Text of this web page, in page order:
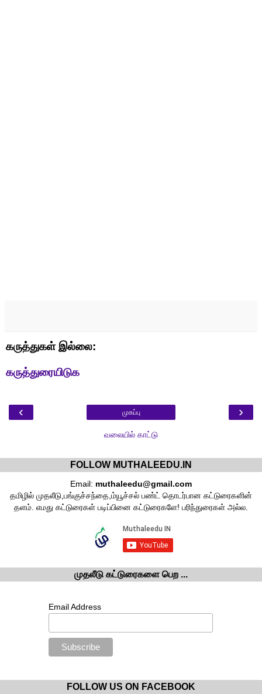
கருத்துகள் இல்லை:
கருத்துரையிடுக
‹ ›
முகப்பு
வலையில் காட்டு
FOLLOW MUTHALEEDU.IN
Email: muthaleedu@gmail.com
தமிழில் முதலீடு,பங்குச்சந்தை,ம்யூச்சல் பண்ட் தொடர்பான கட்டுரைகளின்
தளம். எமது கட்டுரைகள் படிப்பினை கட்டுரைகளே! பரிந்துரைகள் அல்ல.
முதலீடு கட்டுரைகளை பெற ...
Email Address
FOLLOW US ON FACEBOOK